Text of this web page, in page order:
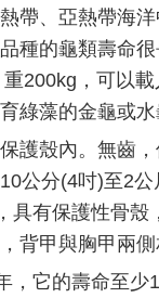
帶、亞熱帶海
種的龜類壽命
200kg，可以
綠藻的金龜或水
護殼內。無齒
公分(4吋)至2
具有保護性骨殼
背甲與胸甲兩側
，它的壽命至少